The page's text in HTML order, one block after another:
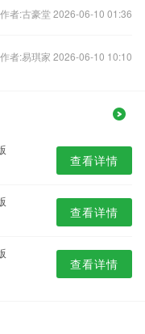
作者:古豪堂 2026-06-10 01:36
作者:易琪家 2026-06-10 10:10
查看详情
查看详情
查看详情